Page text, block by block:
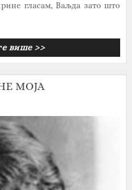
гласам, Ваљда зато што
више >>
МОЈА